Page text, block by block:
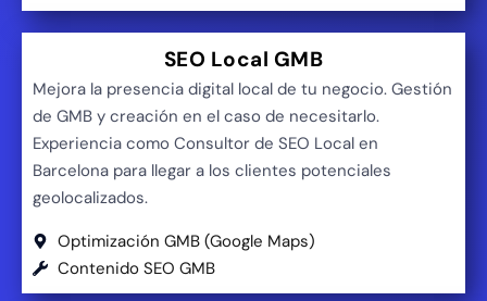
SEO Local GMB
Mejora la presencia digital local de tu negocio. Gestión
de GMB y creación en el caso de necesitarlo.
Experiencia como Consultor de SEO Local en
Barcelona para llegar a los clientes potenciales
geolocalizados.
Optimización GMB (Google Maps)
Contenido SEO GMB